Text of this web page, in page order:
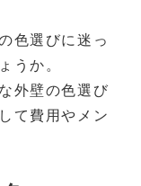
色選びに迷っ
うか。
外壁の色選び
て費用やメン